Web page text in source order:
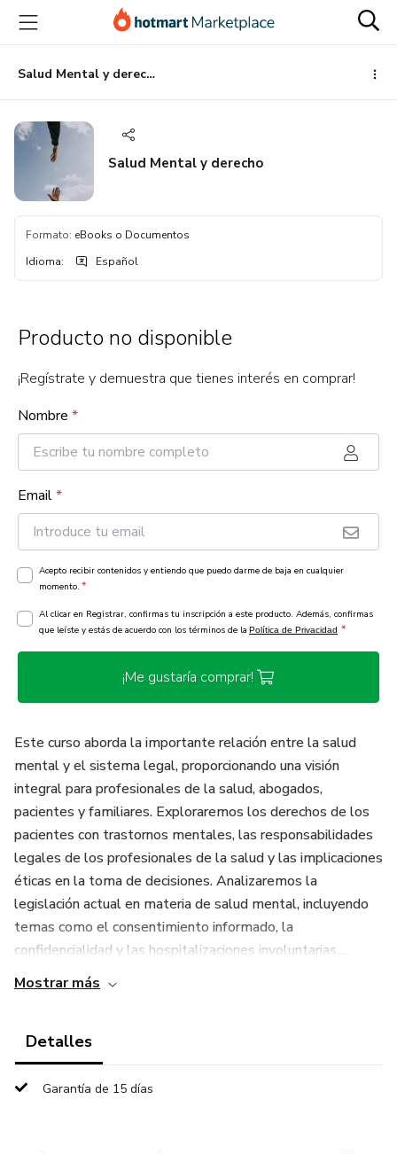
principal
página
de
página
Salud Mental y derecho
Salud Mental y derecho
Formato: eBooks o Documentos
Idioma: Español
Producto no disponible
¡Regístrate y demuestra que tienes interés en comprar!
Nombre *
Email*
Acepto recibir contenidos y entiendo que puedo darme de baja en cualquier
momento. *
Al clicar en Registrar, confirmas tu inscripción a este producto. Además, confirmas
que leíste y estás de acuerdo con los términos de la Política de Privacidad *
¡Me gustaría comprar!
Este curso aborda la importante relación entre la salud
mental y el sistema legal, proporcionando una visión
integral para profesionales de la salud, abogados,
pacientes y familiares. Exploraremos los derechos de los
pacientes con trastornos mentales, las responsabilidades
legales de los profesionales de la salud y las implicaciones
éticas en la toma de decisiones. Analizaremos la
legislación actual en materia de salud mental, incluyendo
temas como el consentimiento informado, la
confidencialidad y las hospitalizaciones involuntarias....
Mostrar más
Detalles
Garantía de 15 días